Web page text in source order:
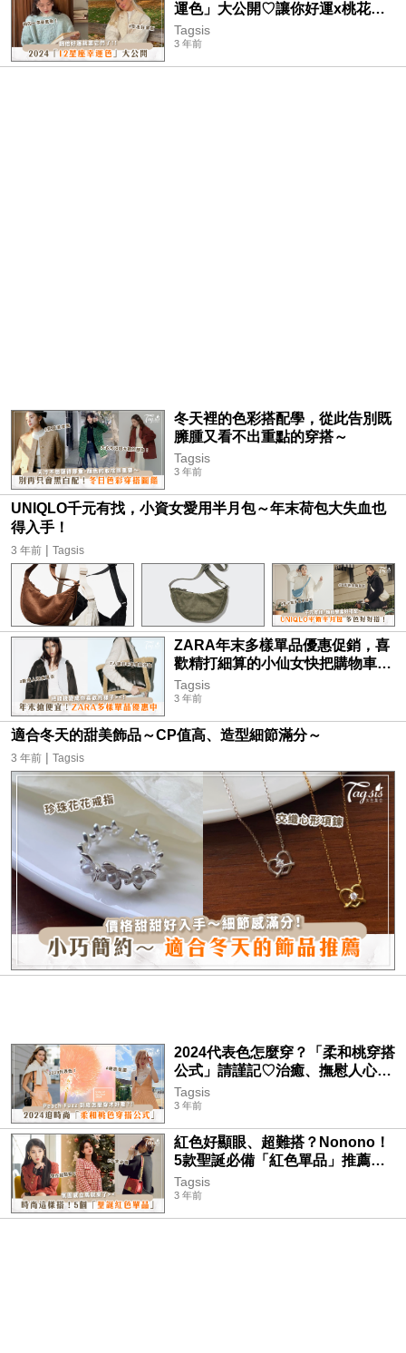
運色」大公開♡讓你好運x桃花運
通通Get！
Tagsis
3 年前
冬天裡的色彩搭配學，從此告別既
臃腫又看不出重點的穿搭～
Tagsis
3 年前
UNIQLO千元有找，小資女愛用半月包～年末荷包大失血也
得入手！
3 年前 | Tagsis
ZARA年末多樣單品優惠促銷，喜
歡精打細算的小仙女快把購物車堆
好堆滿～
Tagsis
3 年前
適合冬天的甜美飾品～CP值高、造型細節滿分～
3 年前 | Tagsis
2024代表色怎麼穿？「柔和桃穿搭
公式」請謹記♡治癒、撫慰人心又
時尚！
Tagsis
3 年前
紅色好顯眼、超難搭？Nonono！
5款聖誕必備「紅色單品」推薦～
穿搭公式一起送給你！
Tagsis
3 年前